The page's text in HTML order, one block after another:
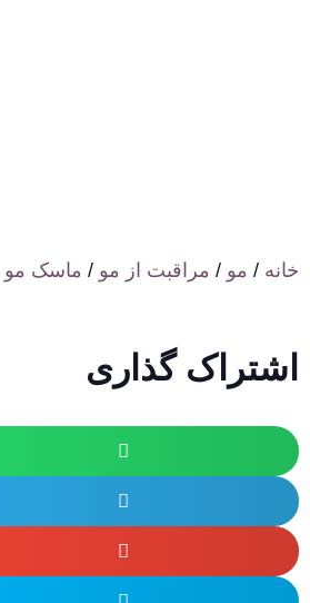
خانه / مو / مراقبت از مو / ماسک مو
اشتراک گذاری